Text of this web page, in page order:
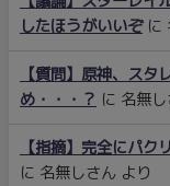
したほうがいいぞに
【質問】原神、ス
め・・・？ に 名無
【指摘】完全にパ
に 名無しさん より